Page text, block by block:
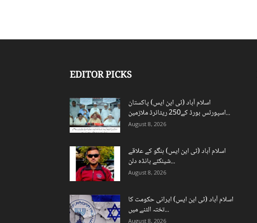
EDITOR PICKS
اسلام آباد (ٹی این ایس) پاکستان
اسپورٹس بورڈ کے250 ریٹائرڈ ملازمین...
August 8, 2026
اسلام آباد (ٹی این ایس) ہنگو کے علاقے
شینکئے بانڈہ دلن...
August 8, 2026
اسلام آباد (ٹی این ایس) ایرانی حکومت کا
تختہ الٹنے میں...
August 8, 2026